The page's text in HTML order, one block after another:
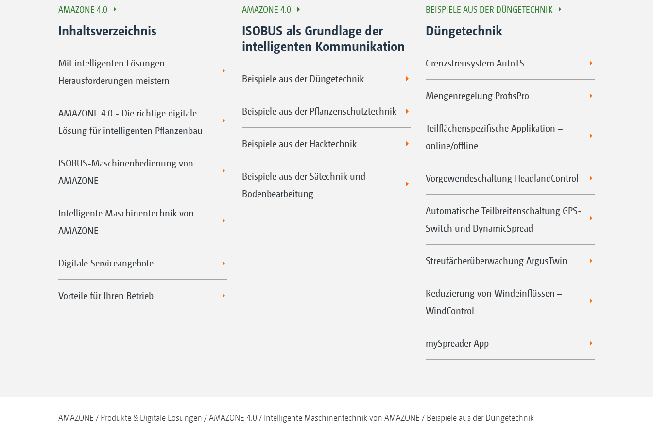
AMAZONE 4.0
Inhaltsverzeichnis
Mit intelligenten Lösungen
Herausforderungen meistern
AMAZONE 4.0 - Die richtige digitale
Lösung für intelligenten Pflanzenbau
ISOBUS-Maschinenbedienung von
AMAZONE
Intelligente Maschinentechnik von
AMAZONE
Digitale Serviceangebote
Vorteile für Ihren Betrieb
AMAZONE 4.0
ISOBUS als Grundlage der
intelligenten Kommunikation
Beispiele aus der Düngetechnik
Beispiele aus der Pflanzenschutztechnik
Beispiele aus der Hacktechnik
Beispiele aus der Sätechnik und
Bodenbearbeitung
BEISPIELE AUS DER DÜNGETECHNIK
Düngetechnik
Grenzstreusystem AutoTS
Mengenregelung ProfisPro
Teilflächenspezifische Applikation –
online/offline
Vorgewendeschaltung HeadlandControl
Automatische Teilbreitenschaltung GPS-
Switch und DynamicSpread
Streufächerüberwachung ArgusTwin
Reduzierung von Windeinflüssen –
WindControl
mySpreader App
AMAZONE Produkte & Digitale Lösungen AMAZONE 4.0 Intelligente Maschinentechnik von AMAZONE Beispiele aus der Düngetechnik